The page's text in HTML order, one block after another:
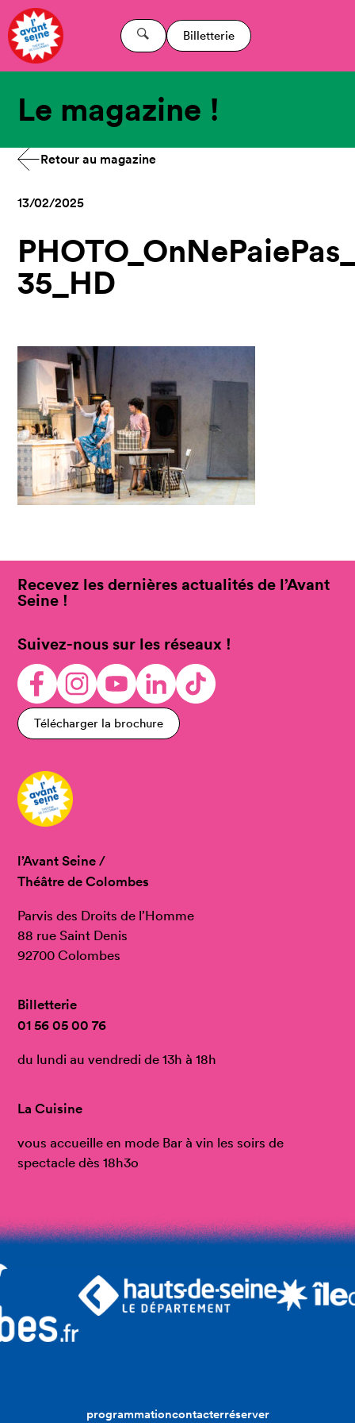
Billetterie
Le magazine !
Retour au magazine
13/02/2025
35_HD
Recevez les dernières actualités de l’Avant
Seine !
Suivez-nous sur les réseaux !
Télécharger la brochure
l’Avant Seine /
Théâtre de Colombes
Parvis des Droits de l’Homme
88 rue Saint Denis
92700 Colombes
Billetterie
01 56 05 00 76
du lundi au vendredi de 13h à 18h
La Cuisine
vous accueille en mode Bar à vin les soirs de
spectacle dès 18h3o
programmationcontacterréserver